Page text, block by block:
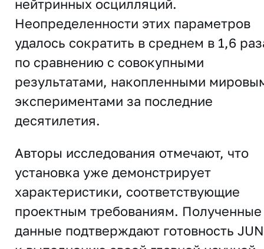
нейтринных осцилляций.
Неопределенности этих параметров
удалось сократить в среднем в 1,6
по сравнению с совокупными
результатами, накопленными
экспериментами за последние
десятилетия.
Авторы исследования отмечают, что
установка уже демонстрирует
характеристики, соответствующие
проектным требованиям. Полученные
данные подтверждают готовность